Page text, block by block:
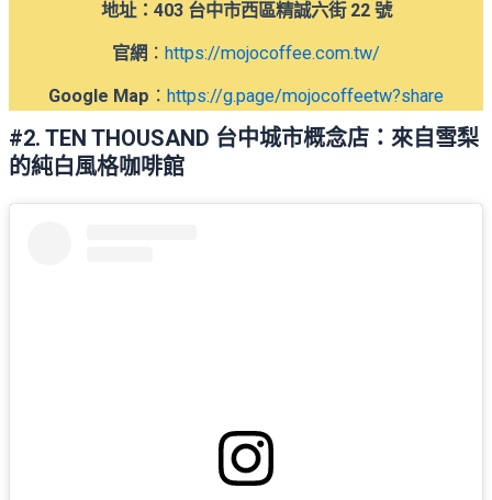
地址：403 台中市西區精誠六街 22 號
官網 ： https://mojocoffee.com.tw/
Google Map ： https://g.page/mojocoffeetw?share
#2. TEN THOUSAND 台中城市概念店：來自雪梨
的純白風格咖啡館